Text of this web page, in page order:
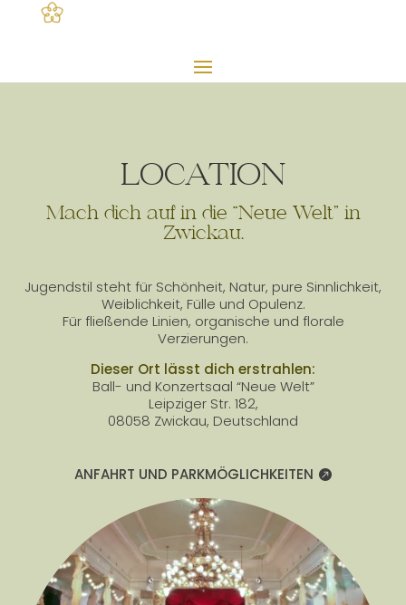
LOCATION
Mach dich auf in die “Neue Welt” in
Zwickau.
Jugendstil steht für Schönheit, Natur, pure Sinnlichkeit,
Weiblichkeit, Fülle und Opulenz.
Für fließende Linien, organische und florale
Verzierungen.
Dieser Ort lässt dich erstrahlen:
Ball- und Konzertsaal “Neue Welt”
Leipziger Str. 182,
08058 Zwickau, Deutschland
ANFAHRT UND PARKMÖGLICHKEITEN